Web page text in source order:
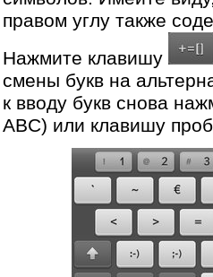
правом углу также
Нажмите клавишу
смены букв на
к вводу букв снова
ABC) или клавишу